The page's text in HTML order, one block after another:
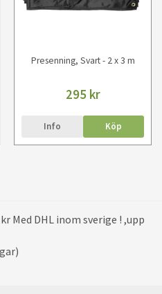
Presenning, Svart - 2 x 3 m
295 kr
Info Köp
Med DHL inom sverige ! ,upp